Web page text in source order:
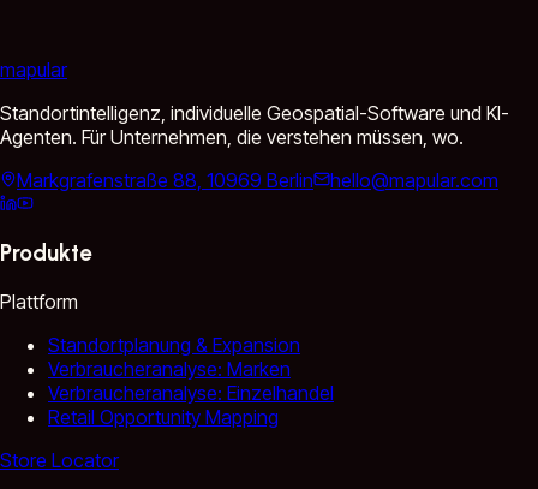
mapular
Standortintelligenz, individuelle Geospatial-Software und KI-
Agenten. Für Unternehmen, die verstehen müssen, wo.
Markgrafenstraße 88, 10969 Berlin
hello@mapular.com
Produkte
Plattform
Standortplanung & Expansion
Verbraucheranalyse: Marken
Verbraucheranalyse: Einzelhandel
Retail Opportunity Mapping
Store Locator